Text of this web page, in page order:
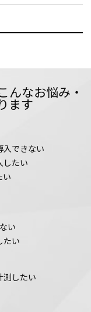
んなお悩み・
ます
入できない
したい
い
い
たい
測したい